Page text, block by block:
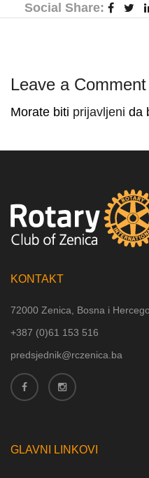
Social Share:
Leave a Comment
Morate biti prijavljeni da
KONTAKT
72000 Zenica, Bosna i
+387 (0)61 153 516
predsjednik@rczenica.ba
GLAVNI LINKOVI